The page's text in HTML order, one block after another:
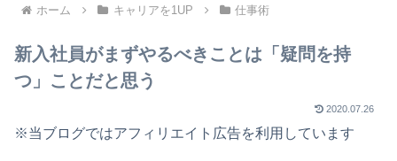
ホーム キャリアを1UP 仕事術
新入社員がまずやるべきことは「疑問を持
つ」ことだと思う
2020.07.26
※当ブログではアフィリエイト広告を利用しています